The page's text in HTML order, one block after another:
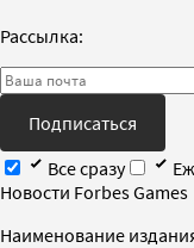
Рассылка:
Подписаться
Все сразу
Новости Forbes Games
Наименование